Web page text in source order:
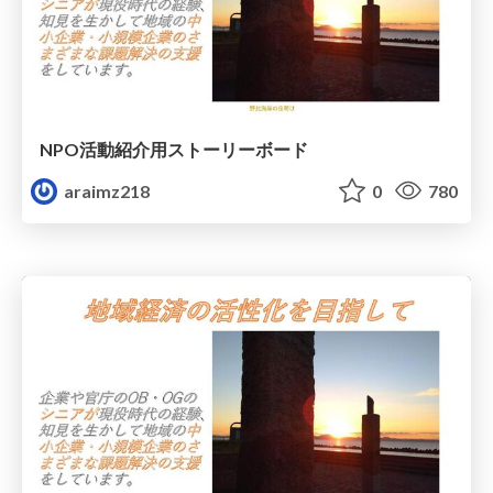
NPO活動紹介用ストーリーボード
araimz218
0 780